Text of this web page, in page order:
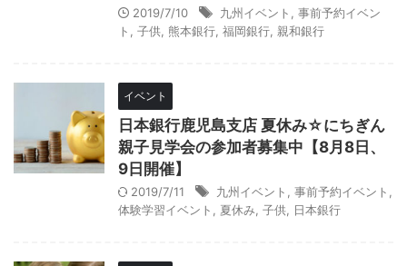
2019/7/10 九州イベント
事前予約イベン
ト
子供 熊本銀行 福岡銀行 親和銀行
イベント
日本銀行鹿児島支店 夏休み☆にちぎん
親子見学会の参加者募集中【8月8日、
9日開催】
2019/7/11 九州イベント 事前予約イベント
体験学習イベント
夏休み 子供 日本銀行